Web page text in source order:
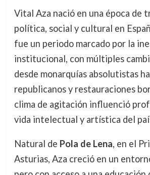
Vital Aza nació en una época de
política, social y cultural en
fue un periodo marcado por la
institucional, con múltiples
desde monarquías absolutistas
republicanos y restauraciones
clima de agitación influenció
vida intelectual y artística del
Natural de Pola de Lena, en el
Asturias, Aza creció en un